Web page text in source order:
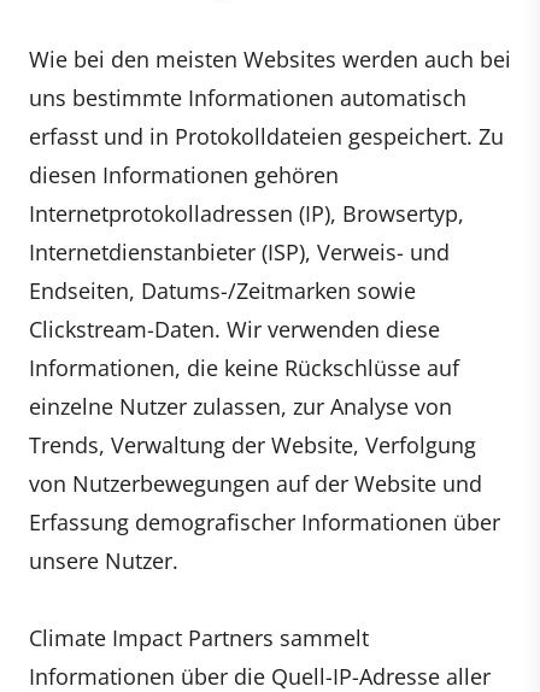
Wie bei den meisten Websites werden auch bei
uns bestimmte Informationen automatisch
erfasst und in Protokolldateien gespeichert. Zu
diesen Informationen gehören
Internetprotokolladressen (IP), Browsertyp,
Internetdienstanbieter (ISP), Verweis- und
Endseiten, Datums-/Zeitmarken sowie
Clickstream-Daten. Wir verwenden diese
Informationen, die keine Rückschlüsse auf
einzelne Nutzer zulassen, zur Analyse von
Trends, Verwaltung der Website, Verfolgung
von Nutzerbewegungen auf der Website und
Erfassung demografischer Informationen über
unsere Nutzer.
Climate Impact Partners sammelt
Informationen über die Quell-IP-Adresse aller